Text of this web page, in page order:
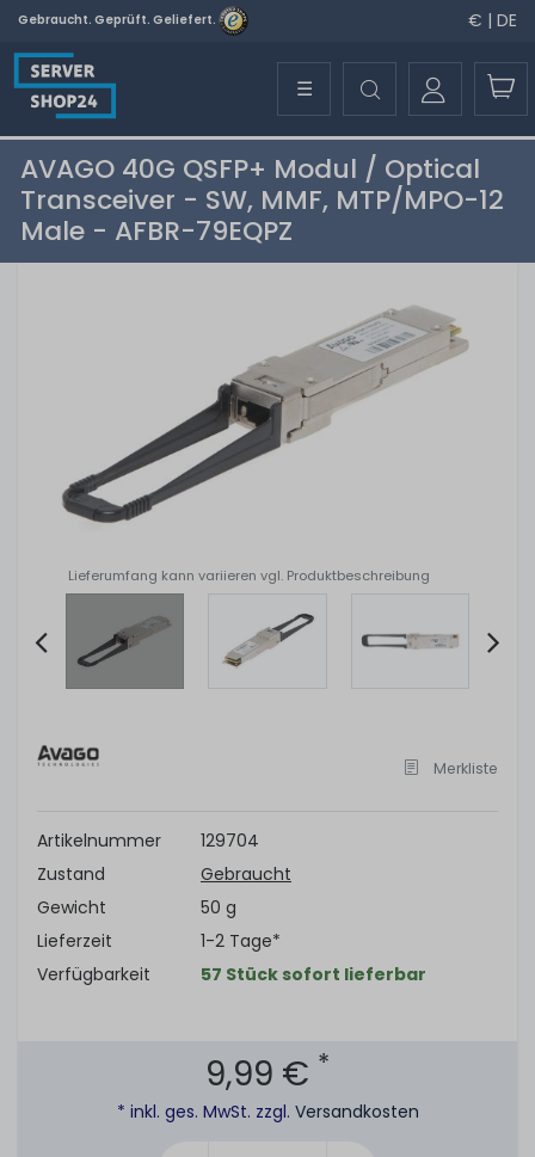
Gebraucht. Geprüft. Geliefert. € | DE
☰
AVAGO 40G QSFP+ Modul / Optical
Transceiver - SW, MMF, MTP/MPO-12
Male - AFBR-79EQPZ
Lieferumfang kann variieren vgl. Produktbeschreibung
of
4
Merkliste
Artikelnummer
129704
Zustand
Gebraucht
Gewicht
50 g
Lieferzeit
1-2 Tage*
Verfügbarkeit
57 Stück sofort lieferbar
9,99 € *
* inkl. ges. MwSt. zzgl. Versandkosten